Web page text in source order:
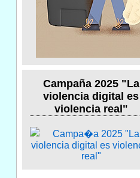
Campaña 2025 "La
violencia digital es
violencia real"